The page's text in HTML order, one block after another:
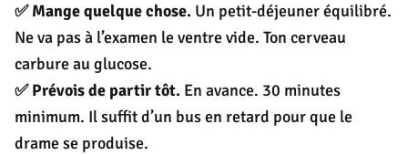
✅ Mange quelque chose. Un petit-déjeuner équilibré.
Ne va pas à l’examen le ventre vide. Ton cerveau
carbure au glucose.
✅ Prévois de partir tôt. En avance. 30 minutes
minimum. Il suffit d’un bus en retard pour que le
drame se produise.